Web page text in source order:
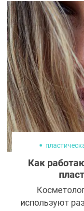
перехода
строго
технологии.
пор
появились
импланты
Как
используют